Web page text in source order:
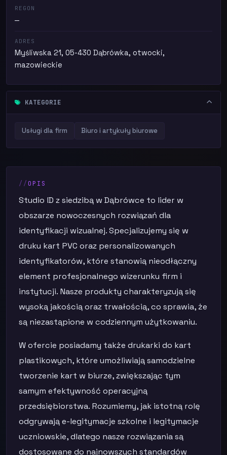
REGON
—
ADRES
Myśliwska 21, 05-430 Dąbrówka, otwocki,
mazowieckie
KATEGORIE
Usługi dla firm Biuro i artykuły biurowe
OPIS
Studio ID z siedzibą w Dąbrówce to lider w
obszarze nowoczesnych rozwiązań dla
identyfikacji wizualnej. Specjalizujemy się w
druku kart PVC oraz personalizowanych
identyfikatorów, które stanowią nieodłączny
element profesjonalnego wizerunku firm i
instytucji. Nasze produkty charakteryzują się
wysoką jakością oraz trwałością, co sprawia, że
są niezastąpione w codziennym użytkowaniu.
W ofercie posiadamy także drukarki do kart
plastikowych, które umożliwiają samodzielne
tworzenie kart w biurze, zwiększając tym
samym efektywność operacyjną
przedsiębiorstwa. Rozumiemy, jak istotną rolę
odgrywają e-legitymacje szkolne i legitymacje
uczniowskie, dlatego nasze rozwiązania są
dostosowane do najnowszych standardów